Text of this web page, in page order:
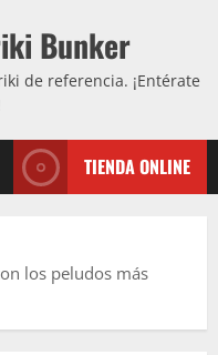
Bunker
de referencia. ¡Entérate
TIENDA ONLINE
los peludos más